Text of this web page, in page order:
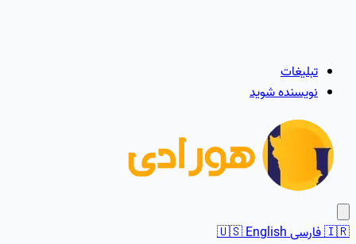
تبلیغات
نویسنده شوید
🇮🇷فارسی 🇺🇸English